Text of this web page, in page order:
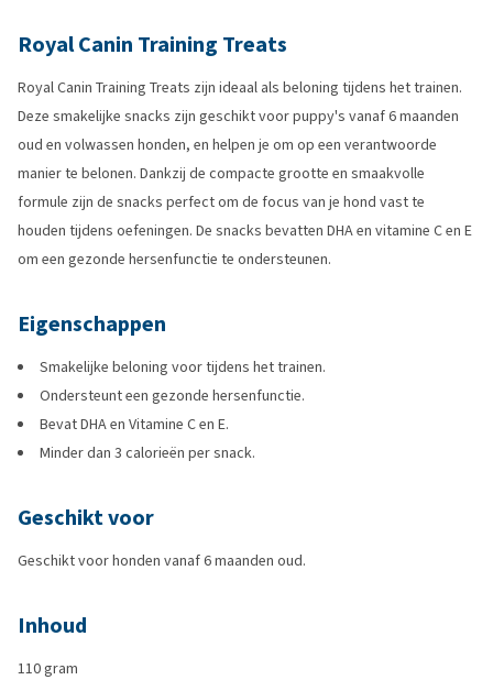
Royal Canin Training Treats
Royal Canin Training Treats zijn ideaal als beloning tijdens het trainen.
Deze smakelijke snacks zijn geschikt voor puppy's vanaf 6 maanden
oud en volwassen honden, en helpen je om op een verantwoorde
manier te belonen. Dankzij de compacte grootte en smaakvolle
formule zijn de snacks perfect om de focus van je hond vast te
houden tijdens oefeningen. De snacks bevatten DHA en vitamine C en E
om een gezonde hersenfunctie te ondersteunen.
Eigenschappen
Smakelijke beloning voor tijdens het trainen.
Ondersteunt een gezonde hersenfunctie.
Bevat DHA en Vitamine C en E.
Minder dan 3 calorieën per snack.
Geschikt voor
Geschikt voor honden vanaf 6 maanden oud.
Inhoud
110 gram